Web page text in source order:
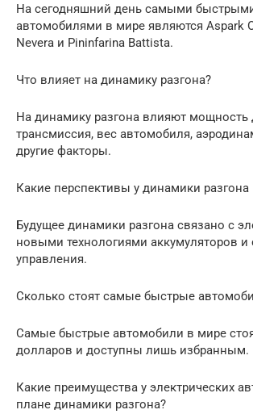
На сегодняшний день самыми
автомобилями в мире являются Aspark
Nevera и Pininfarina Battista.
Что влияет на динамику разгона?
На динамику разгона влияют мощность
трансмиссия, вес автомобиля,
другие факторы.
Какие перспективы у динамики
Будущее динамики разгона связано с
новыми технологиями аккумуляторов и
управления.
Сколько стоят самые быстрые
Самые быстрые автомобили в мире
долларов и доступны лишь избранным.
Какие преимущества у электрических
плане динамики разгона?